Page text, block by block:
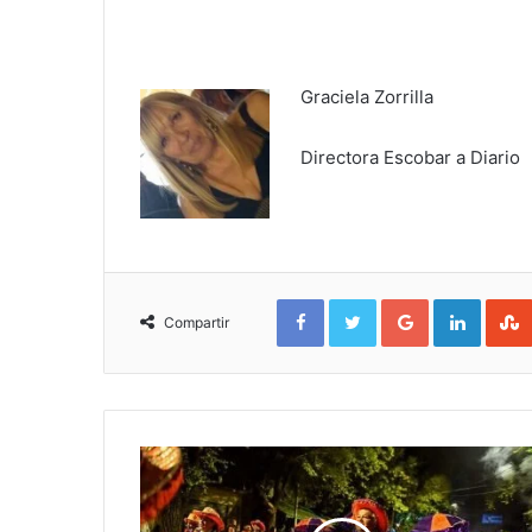
Graciela Zorrilla
Directora Escobar a Diario
Compartir
FacebookTwitterGoogle+